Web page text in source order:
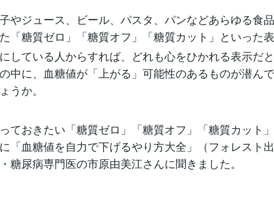
やジュース、ビール、パスタ、パンなどあらゆる食
「糖質ゼロ」「糖質オフ」「糖質カット」といった
している人からすれば、どれも心をひかれる表示だ
中に、血糖値が「上がる」可能性のあるものが潜ん
うか。
おきたい「糖質ゼロ」「糖質オフ」「糖質カット
「血糖値を自力で下げるやり方大全」（フォレスト
糖尿病専門医の市原由美江さんに聞きました。